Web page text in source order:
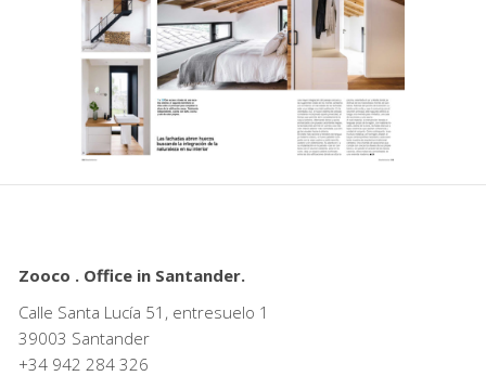
Zooco . Office in Santander.
Calle Santa Lucía 51, entresuelo 1
39003 Santander
+34 942 284 326